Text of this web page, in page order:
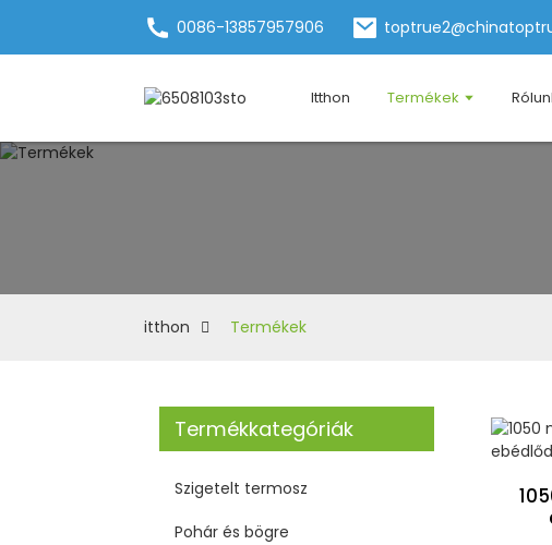
0086-13857957906
Itthon Termékek
itthon Termékek
Termékkategóriák
Szigetelt termosz
Pohár és bögre